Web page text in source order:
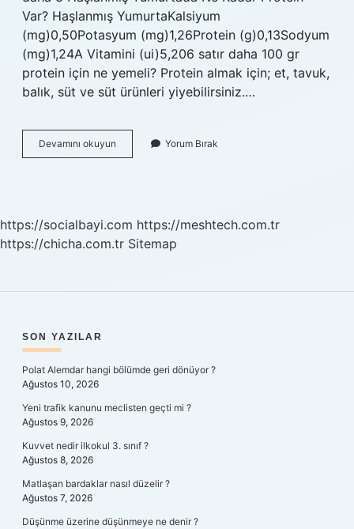
Var? Haşlanmış YumurtaKalsiyum
(mg)0,50Potasyum (mg)1,26Protein (g)0,13Sodyum
(mg)1,24A Vitamini (ui)5,206 satır daha 100 gr
protein için ne yemeli? Protein almak için; et, tavuk,
balık, süt ve süt ürünleri yiyebilirsiniz.…
Devamını okuyun
Yumurta
Yorum Bırak
https://socialbayi.com https://meshtech.com.tr
https://chicha.com.tr Sitemap
SIDEBAR
SON YAZILAR
Polat Alemdar hangi bölümde geri dönüyor ?
Ağustos 10, 2026
Yeni trafik kanunu meclisten geçti mi ?
Ağustos 9, 2026
Kuvvet nedir ilkokul 3. sınıf ?
Ağustos 8, 2026
Matlaşan bardaklar nasıl düzelir ?
Ağustos 7, 2026
Düşünme üzerine düşünmeye ne denir ?